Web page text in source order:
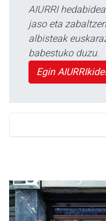
AIURRI
jaso eta
albisteak
babestuko duzu.
Egin AIURRIkide!